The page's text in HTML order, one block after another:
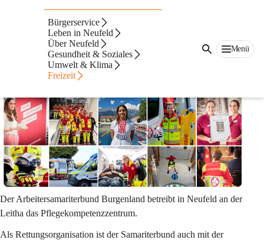
Bürgerservice
Leben in Neufeld
Über Neufeld
Gesundheit & Soziales
Umwelt & Klima
Freizeit
Menü
Arbeitersamariterbund
Burgenland
Der Arbeitersamariterbund Burgenland betreibt in Neufeld an der
Leitha das Pflegekompetenzzentrum.
Als Rettungsorganisation ist der Samariterbund auch mit der